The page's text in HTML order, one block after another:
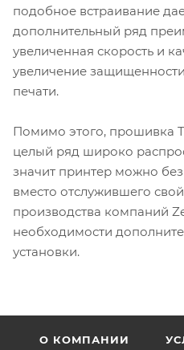
подобное встраивание
дополнительный ряд
увеличенная скорость и
увеличение
печати.
Помимо этого, прошивка
целый ряд широко
значит принтер можно
вместо отслужившего
производства компаний
необходимости
установки.
О КОМПАНИИ